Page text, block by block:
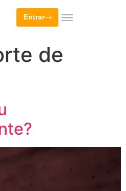
Entrar
de